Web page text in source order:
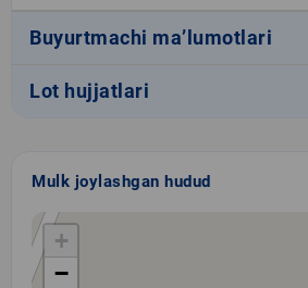
Buyurtmachi ma’lumotlari
Lot hujjatlari
Mulk joylashgan hudud
+
−